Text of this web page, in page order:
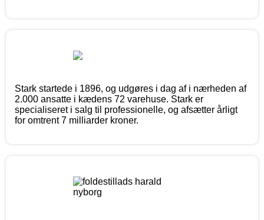
Stark startede i 1896, og udgøres i dag af i nærheden af
2.000 ansatte i kædens 72 varehuse. Stark er
specialiseret i salg til professionelle, og afsætter årligt
for omtrent 7 milliarder kroner.